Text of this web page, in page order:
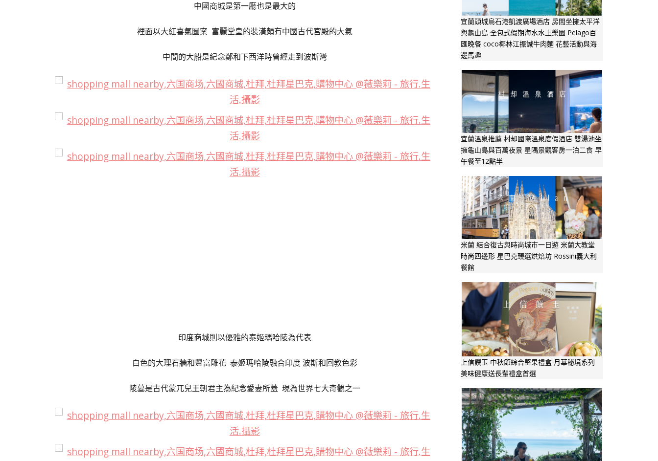
中國商城是第一廳也是最大的
裡面以大紅喜氣圖案 富麗堂皇的裝潢頗有中國古代宮殿的大氣
中間的大船是紀念鄭和下西洋時曾經走到波斯灣
印度商城則以優雅的泰姬瑪哈陵為代表
白色的大理石牆和豐富雕花 泰姬瑪哈陵融合印度 波斯和回教色彩
陵墓是古代蒙兀兒王朝君主為紀念愛妻所蓋 現為世界七大奇觀之一
宜蘭頭城烏石港凱渡廣場酒店 房間坐擁太平洋
與龜山島 全包式假期海水水上樂園 Pelago百
匯晚餐 coco椰林江振誠牛肉麵 花藝活動與海
邊馬趣
宜蘭溫泉推薦 村却國際溫泉度假酒店 雙湯池坐
擁龜山島與百萬夜景 星隅景觀客房一泊二食 早
午餐至12點半
米蘭 結合復古與時尚城市一日遊 米蘭大教堂
時尚四邊形 星巴克臻選烘焙坊 Rossini義大利
餐館
上信饌玉 中秋節綜合堅果禮盒 月華秘境系列
美味健康送長輩禮盒首選